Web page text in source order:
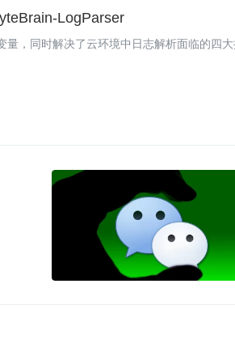
LogParser
，同时解决了云环境中日志解析面临的四